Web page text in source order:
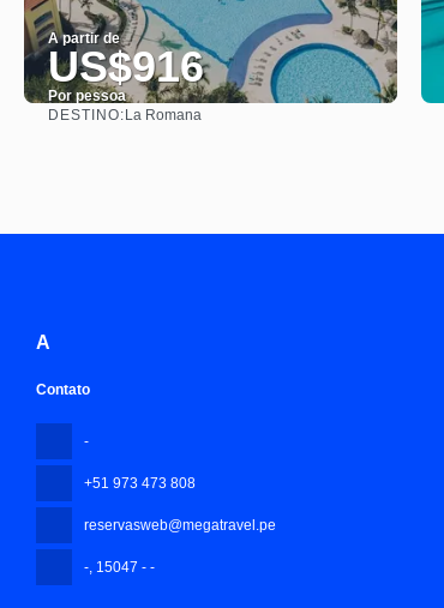
A partir de
US$916
Por pessoa
DESTINO: La Romana
A
Contato
-
+51 973 473 808
reservasweb@megatravel.pe
-, 15047 - -